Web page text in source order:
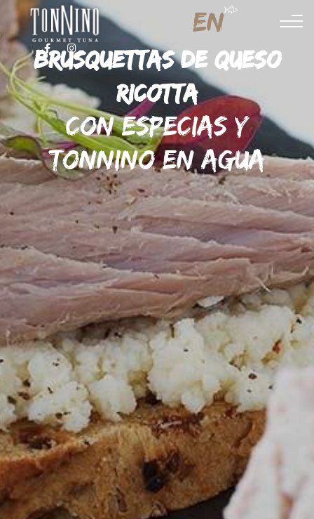
EN
FACEBOOKINSTAGRAM
BRUSQUETTAS DE QUESO
RICOTTA
CON ESPECIAS Y
TONNINO EN AGUA